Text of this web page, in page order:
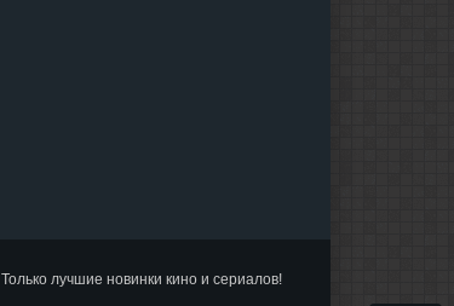
Только лучшие новинки кино и сериалов!